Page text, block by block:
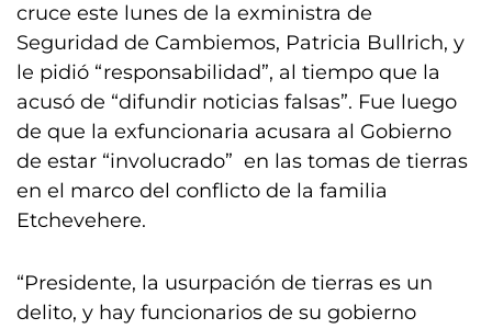
cruce este lunes de la exministra de
Seguridad de Cambiemos, Patricia Bullrich, y
le pidió “responsabilidad”, al tiempo que la
acusó de “difundir noticias falsas”. Fue luego
de que la exfuncionaria acusara al Gobierno
de estar “involucrado” en las tomas de tierras
en el marco del conflicto de la familia
Etchevehere.
“Presidente, la usurpación de tierras es un
delito, y hay funcionarios de su gobierno